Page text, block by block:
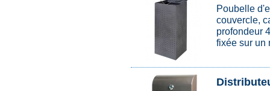
Poubelle
couvercle,
profondeur
fixée sur un